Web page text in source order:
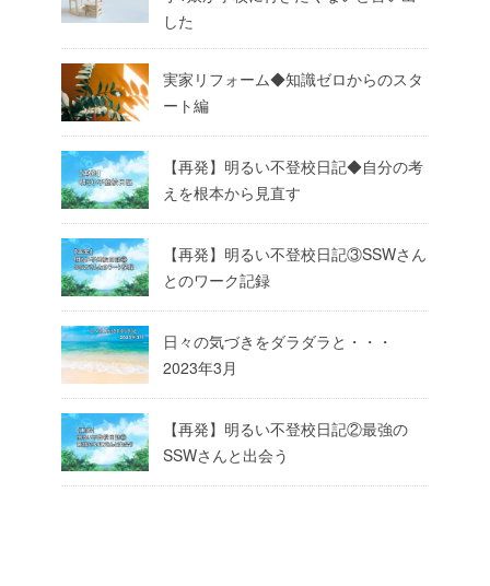
した
実家リフォーム◆知識ゼロからのスタ
ート編
【再発】明るい不登校日記◆自分の考
えを根本から見直す
【再発】明るい不登校日記③SSWさん
とのワーク記録
日々の気づきをダラダラと・・・
2023年3月
【再発】明るい不登校日記②最強の
SSWさんと出会う